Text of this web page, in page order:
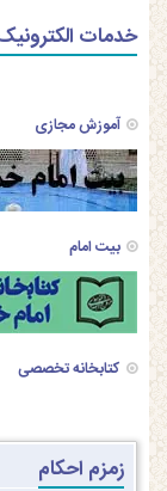
خدمات
آموزش مجازی
بیت امام
کتابخانه تخصصی
زمزم احکام